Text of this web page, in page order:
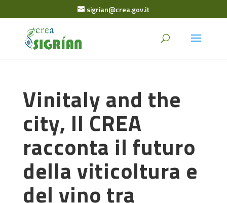
sigrian@crea.gov.it
Vinitaly and the
city, Il CREA
racconta il futuro
della viticoltura e
del vino tra